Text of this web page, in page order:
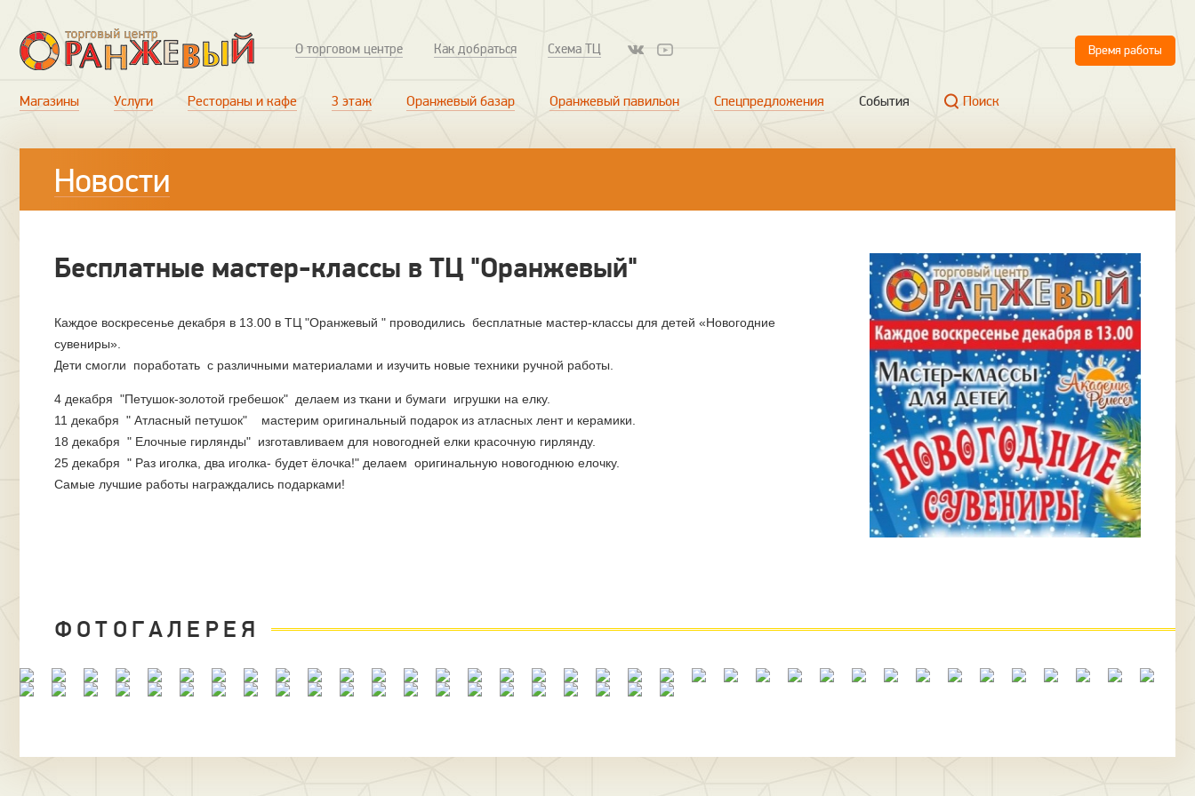
О торговом центре Как добраться Схема ТЦ Время работы
Магазины Услуги Рестораны и кафе 3 этаж Оранжевый базар Оранжевый павильон Спецпредложения События Поиск
Новости
Бесплатные мастер-классы в ТЦ "Оранжевый"
Каждое воскресенье декабря в 13.00 в ТЦ "Оранжевый " проводились бесплатные мастер-классы для детей «Новогодние
сувениры».
Дети смогли поработать с различными материалами и изучить новые техники ручной работы.
4 декабря "Петушок-золотой гребешок" делаем из ткани и бумаги игрушки на елку.
11 декабря " Атласный петушок" мастерим оригинальный подарок из атласных лент и керамики.
18 декабря " Елочные гирлянды" изготавливаем для новогодней елки красочную гирлянду.
25 декабря " Раз иголка, два иголка- будет ёлочка!" делаем оригинальную новогоднюю елочку.
Самые лучшие работы награждались подарками!
ФОТОГАЛЕРЕЯ